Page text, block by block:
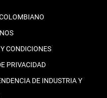
CONDICIONES
PRIVACIDAD
DE INDUSTRIA Y